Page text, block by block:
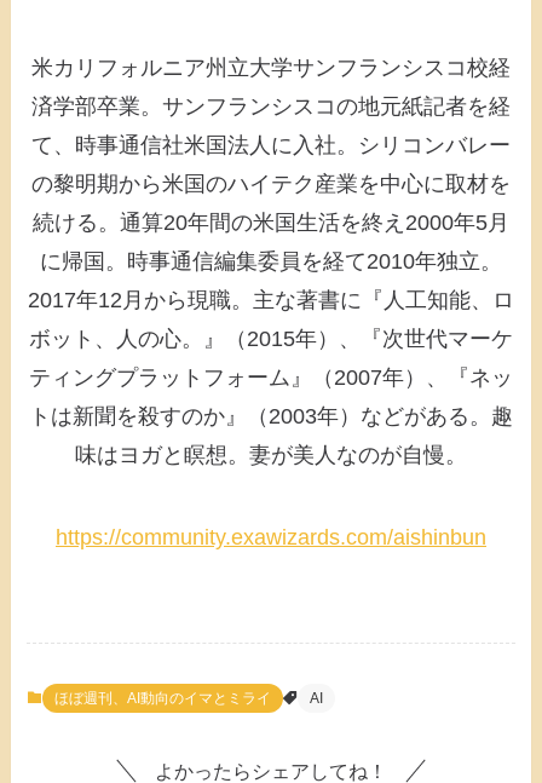
米カリフォルニア州立大学サンフランシスコ校経
済学部卒業。サンフランシスコの地元紙記者を経
て、時事通信社米国法人に入社。シリコンバレー
の黎明期から米国のハイテク産業を中心に取材を
続ける。通算20年間の米国生活を終え2000年5月
に帰国。時事通信編集委員を経て2010年独立。
2017年12月から現職。主な著書に『人工知能、ロ
ボット、人の心。』（2015年）、『次世代マーケ
ティングプラットフォーム』（2007年）、『ネッ
トは新聞を殺すのか』（2003年）などがある。趣
味はヨガと瞑想。妻が美人なのが自慢。
https://community.exawizards.com/aishinbun
ほぼ週刊、AI動向のイマとミライ AI
よかったらシェアしてね！